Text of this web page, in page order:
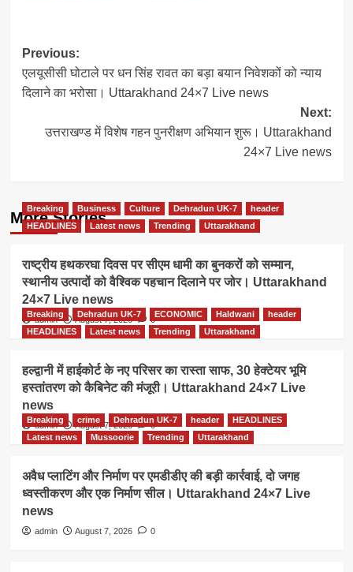
Post
navigation
Previous:
एलयूसीसी घोटाले पर धन सिंह रावत का बड़ा बयान निवेशकों को न्याय
दिलाने का भरोसा। Uttarakhand 24×7 Live news
Next:
उत्तराखण्ड में विशेष गहन पुनरीक्षण अभियान शुरू। Uttarakhand
24×7 Live news
More Stories
Breaking Business Culture Dehradun UK-7
header
HEADLINES
Latest news Trending Uttarakhand
राष्ट्रीय हथकरघा दिवस पर सीएम धामी का बुनकरों को सम्मान,
स्थानीय उत्पादों को वैश्विक पहचान दिलाने पर जोर। Uttarakhand
24×7 Live news
admin August 7, 2026 0
Breaking Dehradun UK-7 ECONOMIC Haldwani
header
HEADLINES
Latest news Trending Uttarakhand
हल्द्वानी में हाईकोर्ट के नए परिसर का रास्ता साफ, 30 हेक्टेयर भूमि
हस्तांतरण को कैबिनेट की मंजूरी। Uttarakhand 24×7 Live
news
admin August 7, 2026 0
Breaking crime Dehradun UK-7 header
HEADLINES
Latest news
Mussoorie Trending Uttarakhand
अवैध प्लाटिंग और निर्माण पर एमडीडीए की बड़ी कार्रवाई, दो जगह
ध्वस्तीकरण और एक निर्माण सील। Uttarakhand 24×7 Live
news
admin August 7, 2026 0